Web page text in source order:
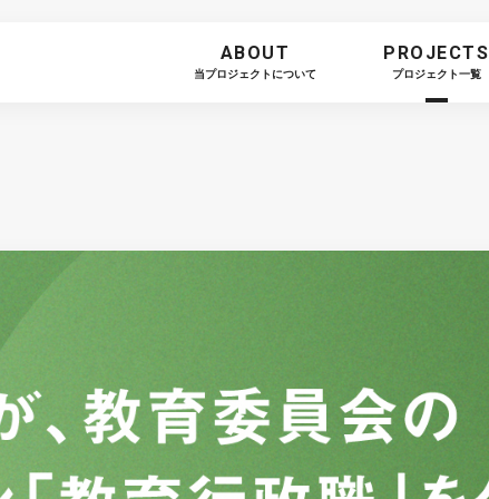
ABOUT
当プロジェクトについて
PROJECTS
プロジェクト一覧